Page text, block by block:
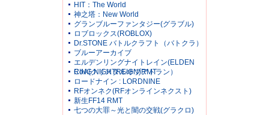
HIT：The World
神之塔：New World
グランブルーファンタジー(グラブル)
ロブロックス(ROBLOX)
Dr.STONE バトルクラフト（バトクラ）
ブルーアーカイブ
エルデンリングナイトレイン(ELDEN
RING NIGHTREIGN)RMT
CoA(クリスタルオブアトラン）
ロードナイン : LORDNINE
RFオンネク(RFオンラインネクスト)
新生FF14 RMT
七つの大罪～光と闇の交戦(グラクロ)